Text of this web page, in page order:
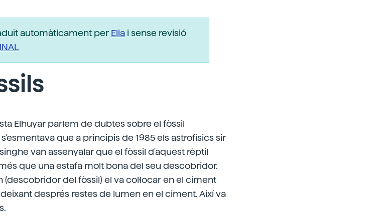
automàticament perElia i sense revisió
Elhuyar parlem de dubtes sobre el fòssil
que a principis de 1985 els astrofísics sir
van assenyalar que el fòssil d'aquest rèptil
que una estafa molt bona del seu descobridor.
del fòssil) el va col·locar en el ciment
després restes de lumen en el ciment. Així va